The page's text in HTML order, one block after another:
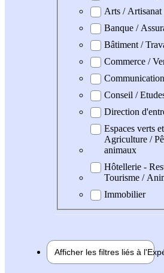
Arts / Artisanat
Banque /
Bâtiment /
Commerce /
Conseil /
Direction
Espaces verts
Agriculture /
animaux
Hôtellerie -
Tourisme /
Immobilier
Afficher les filtres liés à l'